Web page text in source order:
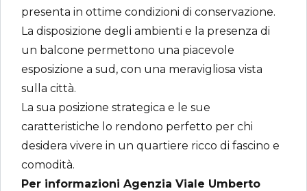
presenta in ottime condizioni di conservazione.
La disposizione degli ambienti e la presenza di
un balcone permettono una piacevole
esposizione a sud, con una meravigliosa vista
sulla città.
La sua posizione strategica e le sue
caratteristiche lo rendono perfetto per chi
desidera vivere in un quartiere ricco di fascino e
comodità.
Per informazioni Agenzia Viale Umberto 